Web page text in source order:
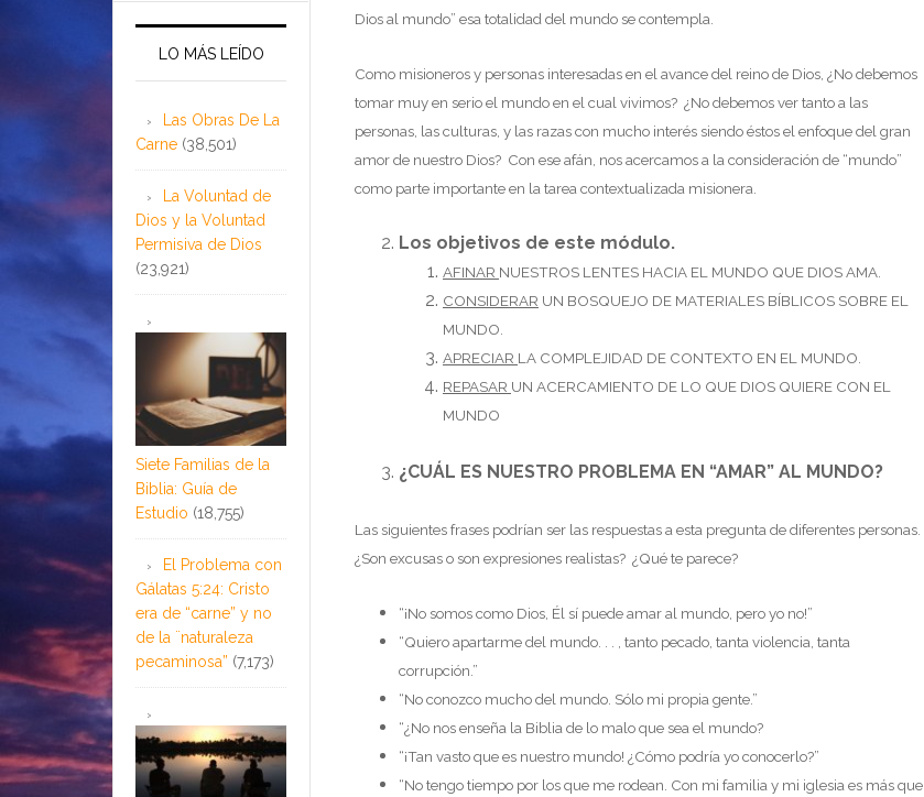
Dios al mundo” esa totalidad del mundo se contempla.
Como misioneros y personas interesadas en el avance del reino de Dios, ¿No debemos
tomar muy en serio el mundo en el cual vivimos? ¿No debemos ver tanto a las
personas, las culturas, y las razas con mucho interés siendo éstos el enfoque del gran
amor de nuestro Dios? Con ese afán, nos acercamos a la consideración de “mundo”
como parte importante en la tarea contextualizada misionera.
Los objetivos de este módulo.
AFINAR NUESTROS LENTES HACIA EL MUNDO QUE DIOS AMA.
CONSIDERAR UN BOSQUEJO DE MATERIALES BÍBLICOS SOBRE EL
MUNDO.
APRECIAR LA COMPLEJIDAD DE CONTEXTO EN EL MUNDO.
REPASAR UN ACERCAMIENTO DE LO QUE DIOS QUIERE CON EL
MUNDO
¿CUÁL ES NUESTRO PROBLEMA EN “AMAR” AL MUNDO?
Las siguientes frases podrían ser las respuestas a esta pregunta de diferentes personas.
¿Son excusas o son expresiones realistas? ¿Qué te parece?
“¡No somos como Dios, Él sí puede amar al mundo, pero yo no!”
“Quiero apartarme del mundo. . . , tanto pecado, tanta violencia, tanta
corrupción.”
“No conozco mucho del mundo. Sólo mi propia gente.”
“¿No nos enseña la Biblia de lo malo que sea el mundo?
“¡Tan vasto que es nuestro mundo! ¿Cómo podría yo conocerlo?”
“No tengo tiempo por los que me rodean. Con mi familia y mi iglesia es más que
LO MÁS LEÍDO
Las Obras De La
Carne (38,501)
La Voluntad de
Dios y la Voluntad
Permisiva de Dios
(23,921)
Siete Familias de la
Biblia: Guía de
Estudio (18,755)
El Problema con
Gálatas 5:24: Cristo
era de “carne” y no
de la ¨naturaleza
pecaminosa” (7,173)